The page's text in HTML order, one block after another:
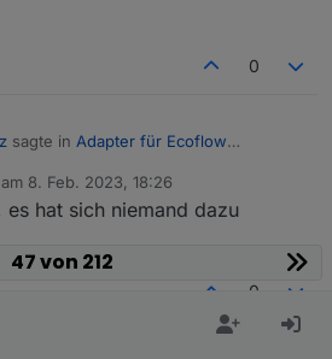
0
sagte in Adapter für Ecoflow
neuerdings folgendes, ca. 10
dem "subscribe" der Topics:
frommqtt.ecoflow.com
Problem lösen, habe das gleiche
8. Feb. 2023, 18:26
von
hat sich niemand dazu
0
47 von 212